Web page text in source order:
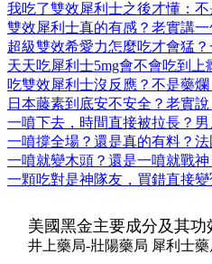
我吃了雙效犀利士之後才懂：不
雙效犀利士真的有感？老實講一
超級雙效希愛力怎麼吃才會猛？
天天吃犀利士5mg會不會吃到上
吃雙效犀利士沒反應？不是藥爛
日本藤素到底安不安全？老實說
一噴下去，時間直接被拉長？男
一噴撐全場？還是真的有料？法
一噴就變木頭？還是一噴就戰神
一顆吃對是神隊友，買錯直接變
美國黑金主要成分及其功
井上藥局-壯陽藥局 犀利士